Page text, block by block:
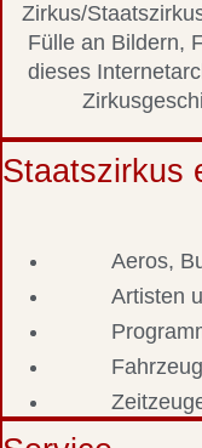
Zirkus/
Fülle an Bildern,
dieses
Staatszirkus
Aeros,
Artisten